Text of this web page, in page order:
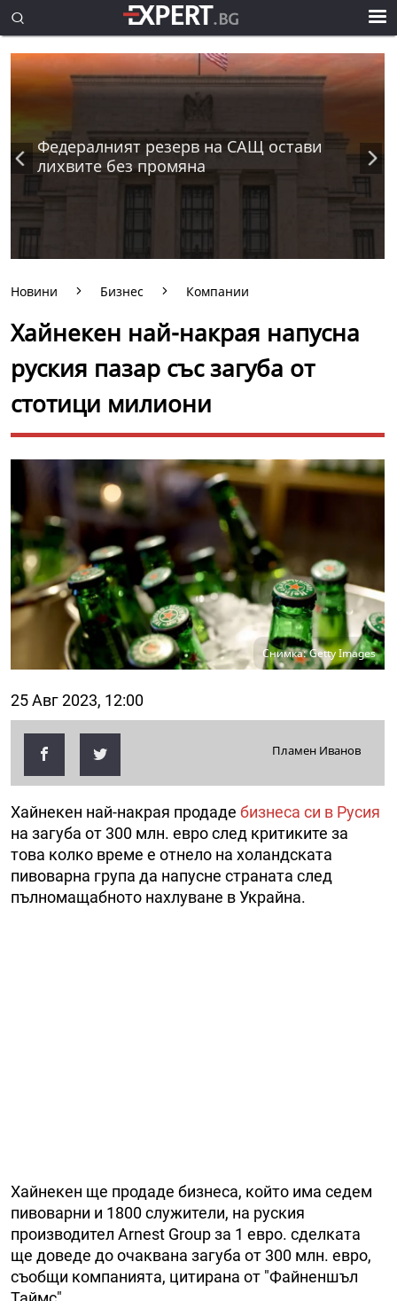
Федералният резерв на САЩ остави
лихвите без промяна
Новини Бизнес Компании
Хайнекен най-накрая напусна
руския пазар със загуба от
стотици милиони
Снимка: Getty Images
25 Авг 2023, 12:00
Пламен Иванов
Хайнекен най-накрая продаде бизнеса си в Русия
на загуба от 300 млн. евро след критиките за
това колко време е отнело на холандската
пивоварна група да напусне страната след
пълномащабното нахлуване в Украйна.
Хайнекен ще продаде бизнеса, който има седем
пивоварни и 1800 служители, на руския
производител Arnest Group за 1 евро. сделката
ще доведе до очаквана загуба от 300 млн. евро,
съобщи компанията, цитирана от "Файненшъл